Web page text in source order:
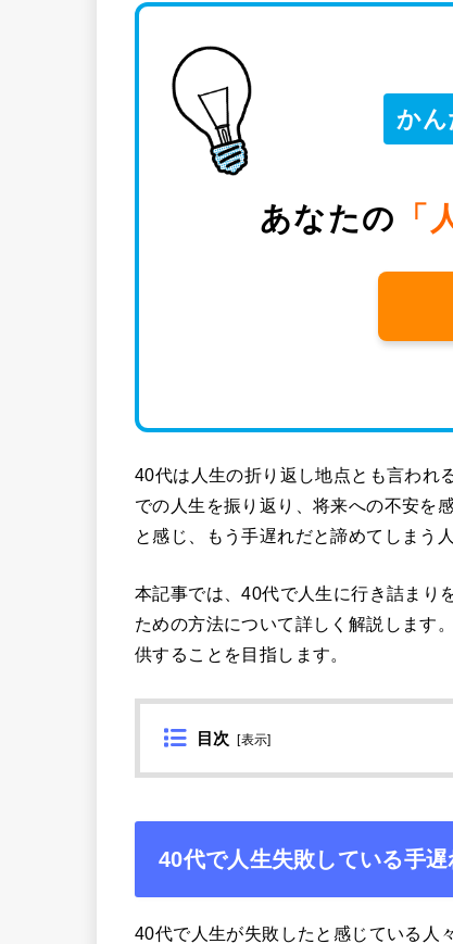
かん
あなたの 「
40代は人生の折り返し地点とも言われ
での人生を振り返り、将来への不安を
と感じ、もう手遅れだと諦めてしまう
本記事では、40代で人生に行き詰まり
ための方法について詳しく解説します
供することを目指します。
目次 [表示]
40代で人生失敗している手
40代で人生が失敗したと感じている人